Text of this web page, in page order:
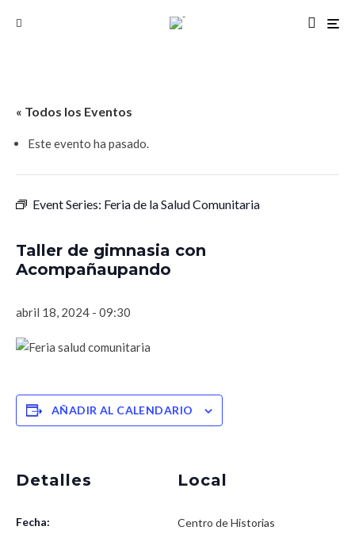
« Todos los Eventos
Este evento ha pasado.
Event Series: Feria de la Salud Comunitaria
Taller de gimnasia con
Acompañaupando
abril 18, 2024 - 09:30
AÑADIR AL CALENDARIO
Detalles
Fecha:
Local
Centro de Historias